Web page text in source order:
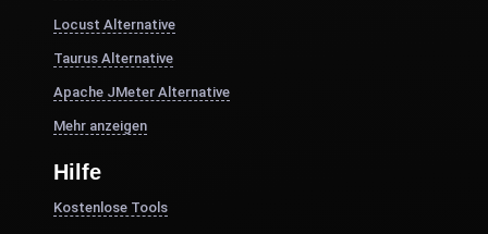
Locust Alternative
Taurus Alternative
Apache JMeter Alternative
Mehr anzeigen
Hilfe
Kostenlose Tools